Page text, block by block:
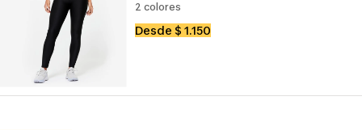
2 colores
Precio
Desde $ 1.150